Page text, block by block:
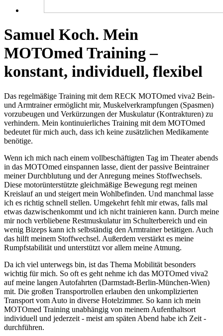
Samuel Koch. Mein
MOTOmed Training –
konstant, individuell, flexibel
Das regelmäßige Training mit dem RECK MOTOmed viva2 Bein-
und Armtrainer ermöglicht mir, Muskelverkrampfungen (Spasmen)
vorzubeugen und Verkürzungen der Muskulatur (Kontrakturen) zu
verhindern. Mein kontinuierliches Training mit dem MOTOmed
bedeutet für mich auch, dass ich keine zusätzlichen Medikamente
benötige.
Wenn ich mich nach einem vollbeschäftigten Tag im Theater abends
in das MOTOmed einspannen lasse, dient der passive Beintrainer
meiner Durchblutung und der Anregung meines Stoffwechsels.
Diese motorünterstützte gleichmäßige Bewegung regt meinen
Kreislauf an und steigert mein Wohlbefinden. Und manchmal lasse
ich es richtig schnell stellen. Umgekehrt fehlt mir etwas, falls mal
etwas dazwischenkommt und ich nicht trainieren kann. Durch meine
mir noch verbliebene Restmuskulatur im Schulterbereich und ein
wenig Bizeps kann ich selbständig den Armtrainer betätigen. Auch
das hilft meinem Stoffwechsel. Außerdem verstärkt es meine
Rumpfstabilität und unterstützt vor allem meine Atmung.
Da ich viel unterwegs bin, ist das Thema Mobilität besonders
wichtig für mich. So oft es geht nehme ich das MOTOmed viva2
auf meine langen Autofahrten (Darmstadt-Berlin-München-Wien)
mit. Die großen Transportrollen erlauben den unkomplizierten
Transport vom Auto in diverse Hotelzimmer. So kann ich mein
MOTOmed Training unabhängig von meinem Aufenthaltsort
individuell und jederzeit - meist am späten Abend habe ich Zeit -
durchführen.